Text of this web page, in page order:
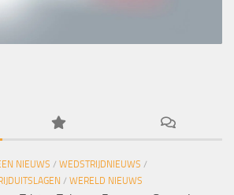
NIEUWS / WEDSTRIJDNIEUWS /
/ WERELD NIEUWS